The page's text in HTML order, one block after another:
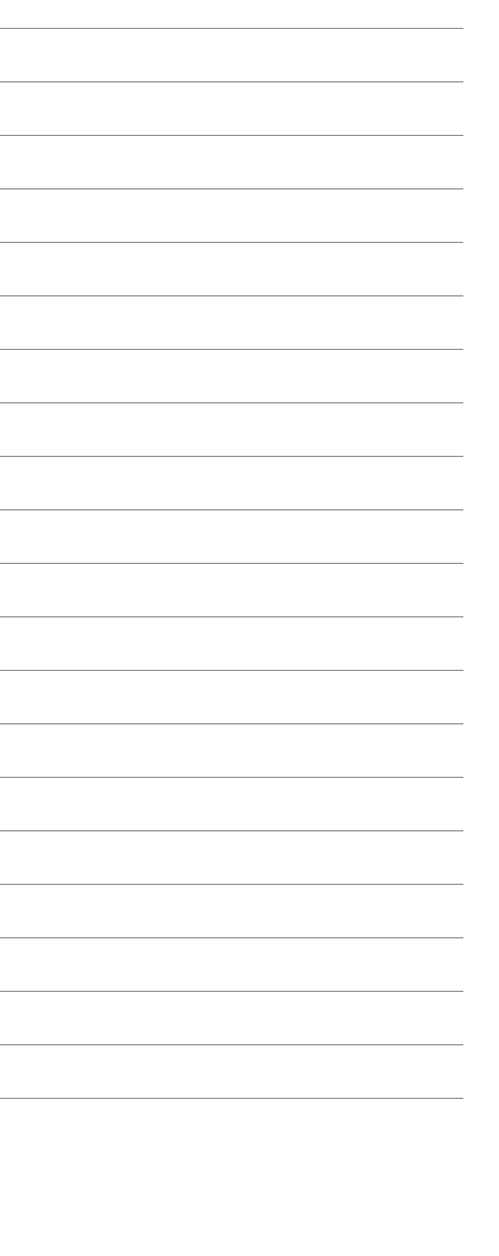
que le système redémarre.
ces informations sur votre easy link.
easy link.
est maintenant prête à être utilisée !
ou Android Auto™ pour en installer de nouvelles.
ou Deezer.
Deezer.
et de garantie. Il est collé au verso de la page de
directement via notre chatbot, accessible depuis la
que d'autres données relatives à votre véhicule et à
des mises à jour automatiques.